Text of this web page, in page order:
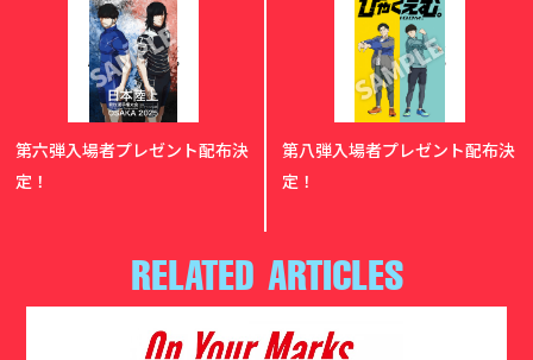
第六弾入場者プレゼント配布決
定！
第八弾入場者プレゼント配布決
定！
RELATED ARTICLES